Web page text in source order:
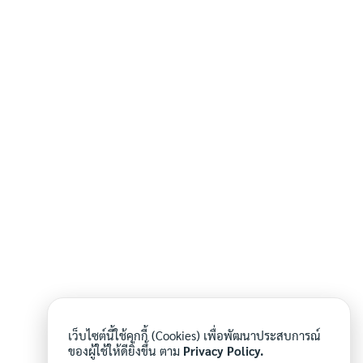
เว็บไซต์นี้ใช้คุกกี้ (Cookies) เพื่อพัฒนาประสบการณ์
ของผู้ใช้ให้ดียิ่งขึ้น ตาม Privacy Policy.